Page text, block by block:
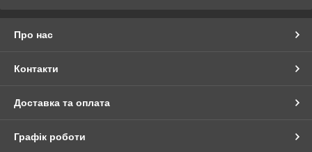
Про нас
Контакти
Доставка та оплата
Графік роботи